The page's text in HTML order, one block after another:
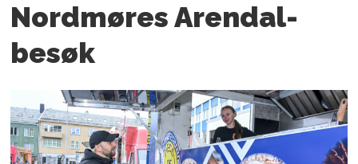
Nordmøres Arendal-
besøk